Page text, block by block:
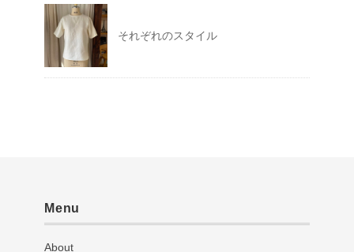
それぞれのスタイル
Menu
About